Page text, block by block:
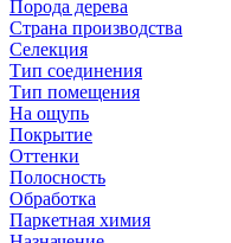
Порода дерева
Страна производства
Селекция
Тип соединения
Тип помещения
На ощупь
Покрытие
Оттенки
Полосность
Обработка
Паркетная химия